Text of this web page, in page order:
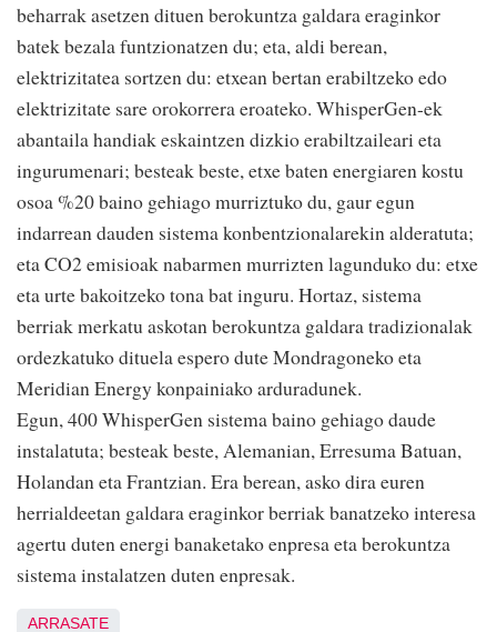
beharrak asetzen dituen berokuntza galdara eraginkor
batek bezala funtzionatzen du; eta, aldi berean,
elektrizitatea sortzen du: etxean bertan erabiltzeko edo
elektrizitate sare orokorrera eroateko. WhisperGen-ek
abantaila handiak eskaintzen dizkio erabiltzaileari eta
ingurumenari; besteak beste, etxe baten energiaren kostu
osoa %20 baino gehiago murriztuko du, gaur egun
indarrean dauden sistema konbentzionalarekin alderatuta;
eta CO2 emisioak nabarmen murrizten lagunduko du: etxe
eta urte bakoitzeko tona bat inguru. Hortaz, sistema
berriak merkatu askotan berokuntza galdara tradizionalak
ordezkatuko dituela espero dute Mondragoneko eta
Meridian Energy konpainiako arduradunek.
Egun, 400 WhisperGen sistema baino gehiago daude
instalatuta; besteak beste, Alemanian, Erresuma Batuan,
Holandan eta Frantzian. Era berean, asko dira euren
herrialdeetan galdara eraginkor berriak banatzeko interesa
agertu duten energi banaketako enpresa eta berokuntza
sistema instalatzen duten enpresak.
ARRASATE